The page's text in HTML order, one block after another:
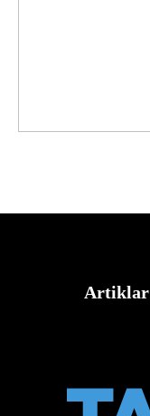
Artiklar